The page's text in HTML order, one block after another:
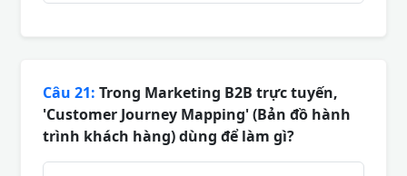
Câu 21: Trong Marketing B2B trực tuyến,
'Customer Journey Mapping' (Bản đồ hành
trình khách hàng) dùng để làm gì?